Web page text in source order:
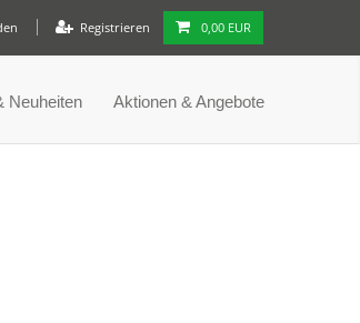
Registrieren 0,00 EUR
Neuheiten Aktionen & Angebote